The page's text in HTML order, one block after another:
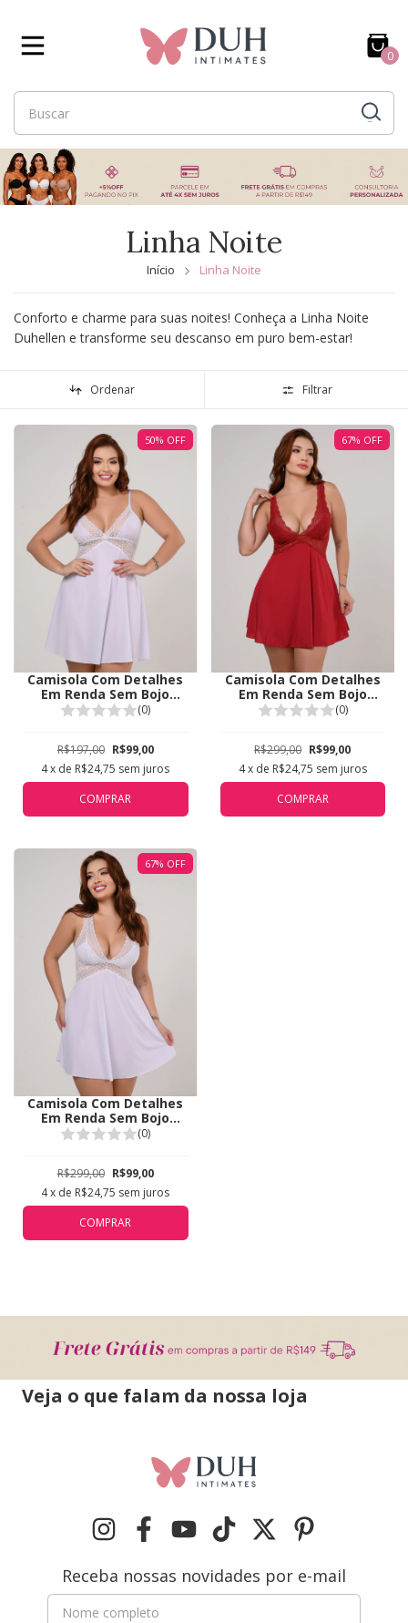
0
Linha Noite
Início Linha Noite
Conforto e charme para suas noites! Conheça a Linha Noite
Duhellen e transforme seu descanso em puro bem-estar!
Ordenar Filtrar
50% OFF
Camisola Com Detalhes
Em Renda Sem Bojo
Duemes Branco 1941
(0)
R$197,00 R$99,00
4x de R$24,75 sem juros
COMPRAR
67% OFF
Camisola Com Detalhes
Em Renda Sem Bojo
Duemes Rubi SB539
(0)
R$299,00 R$99,00
4x de R$24,75 sem juros
COMPRAR
67% OFF
Camisola Com Detalhes
Em Renda Sem Bojo
Duemes Branco SB539
(0)
R$299,00 R$99,00
4x de R$24,75 sem juros
COMPRAR
Veja o que falam da nossa loja
Receba nossas novidades por e-mail